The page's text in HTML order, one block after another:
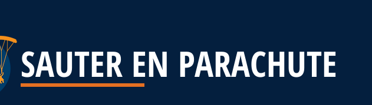
SAUTER EN PARACHUTE